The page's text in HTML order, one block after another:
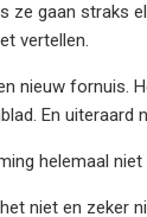
ze gaan straks
vertellen.
nieuw fornuis.
En uiteraard
helemaal niet
niet en zeker